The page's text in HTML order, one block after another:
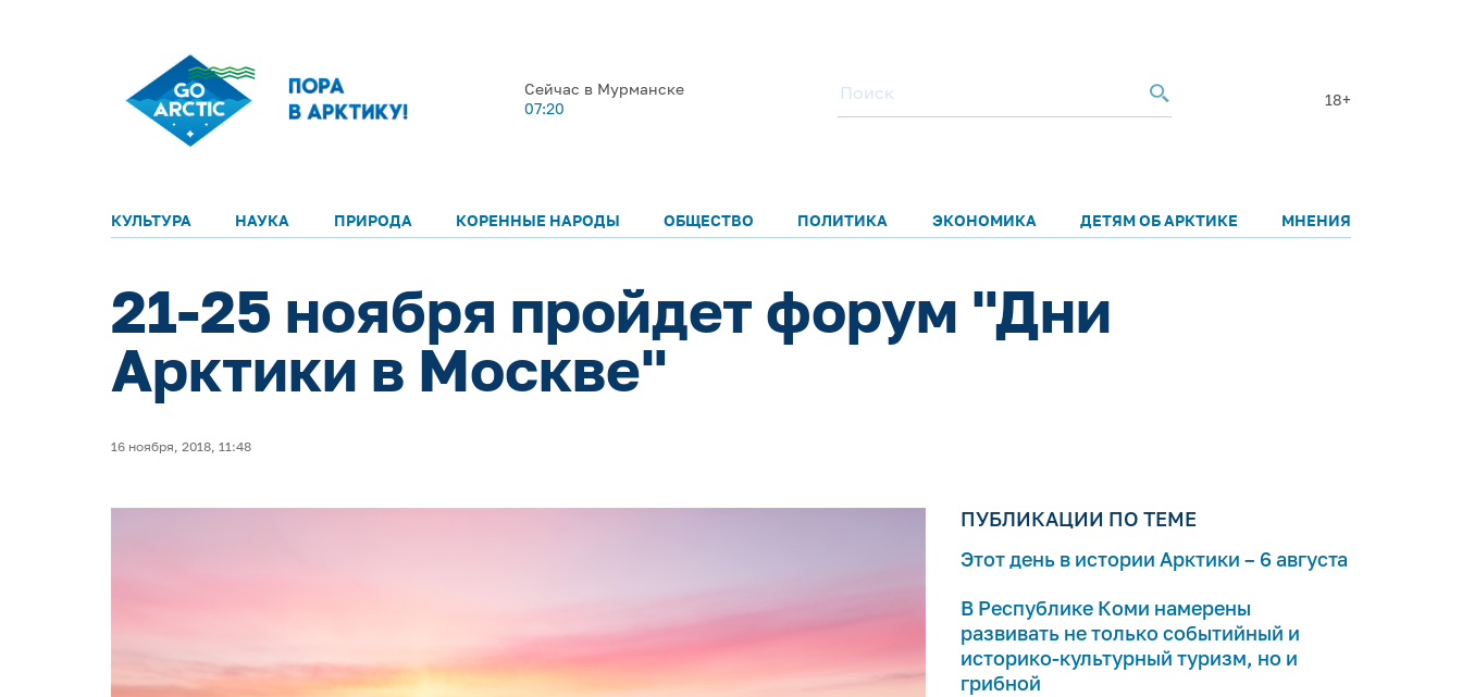
Сейчас в Мурманске
07:20
18+
КУЛЬТУРА НАУКА ПРИРОДА КОРЕННЫЕ НАРОДЫ ОБЩЕСТВО ПОЛИТИКА ЭКОНОМИКА ДЕТЯМ ОБ АРКТИКЕ МНЕНИЯ
21-25 ноября пройдет форум "Дни
Арктики в Москве"
16 ноября, 2018, 11:48
ПУБЛИКАЦИИ ПО ТЕМЕ
Этот день в истории Арктики – 6 августа
В Республике Коми намерены
развивать не только событийный и
историко-культурный туризм, но и
грибной